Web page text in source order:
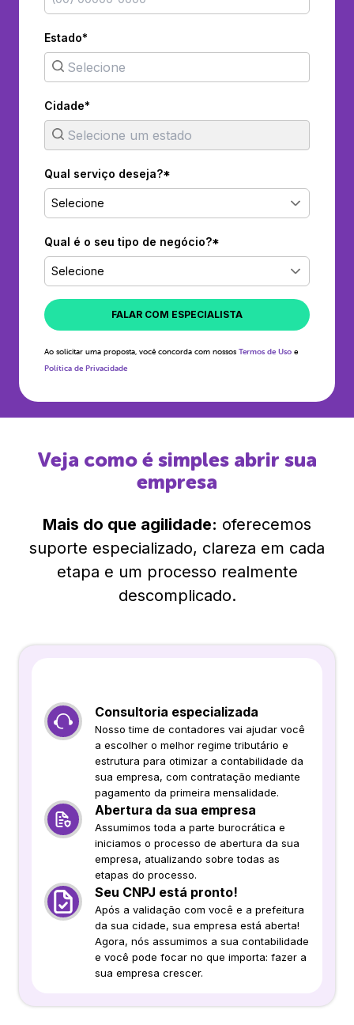
Estado*
Cidade*
Qual serviço deseja?*
Selecione
Qual é o seu tipo de negócio?*
Selecione
FALAR COM ESPECIALISTA
Ao solicitar uma proposta, você concorda com nossos Termos de Uso e
Política de Privacidade
Veja como é simples abrir sua
empresa
Mais do que agilidade: oferecemos
suporte especializado, clareza em cada
etapa e um processo realmente
descomplicado.
Consultoria especializada
Nosso time de contadores vai ajudar você
a escolher o melhor regime tributário e
estrutura para otimizar a contabilidade da
sua empresa, com contratação mediante
pagamento da primeira mensalidade.
Abertura da sua empresa
Assumimos toda a parte burocrática e
iniciamos o processo de abertura da sua
empresa, atualizando sobre todas as
etapas do processo.
Seu CNPJ está pronto!
Após a validação com você e a prefeitura
da sua cidade, sua empresa está aberta!
Agora, nós assumimos a sua contabilidade
e você pode focar no que importa: fazer a
sua empresa crescer.